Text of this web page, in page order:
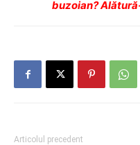
buzoian?
Articolul precedent